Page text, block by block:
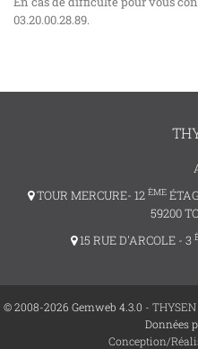
03.20.00.28.89.
TOUR MERCURE- 12 ÈME
59200
15 RUE D'ARCOLE - 3
© 2008-2026 Gemweb 4.3.0 -
Données
Conception/